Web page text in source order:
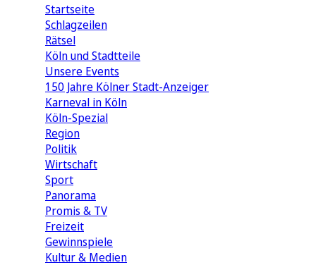
Startseite
Schlagzeilen
Rätsel
Köln und Stadtteile
Unsere Events
150 Jahre Kölner Stadt-Anzeiger
Karneval in Köln
Köln-Spezial
Region
Politik
Wirtschaft
Sport
Panorama
Promis & TV
Freizeit
Gewinnspiele
Kultur & Medien